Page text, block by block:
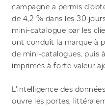
campagne a permis
de 4,2 % dans les 30
mini-catalogue par les
ont conduit la marque à
de mini-catalogues, puis
imprimés à forte valeur
L’intelligence des
ouvre les portes,